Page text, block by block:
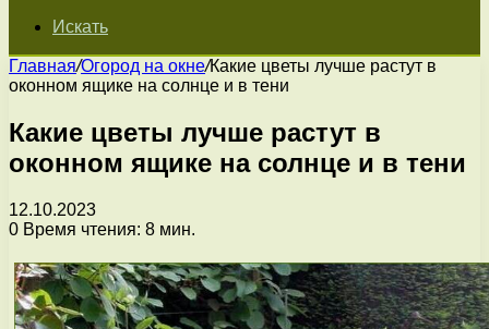
Искать
Главная/Огород на окне/Какие цветы лучше растут в
оконном ящике на солнце и в тени
Какие цветы лучше растут в
оконном ящике на солнце и в тени
12.10.2023
0 Время чтения: 8 мин.